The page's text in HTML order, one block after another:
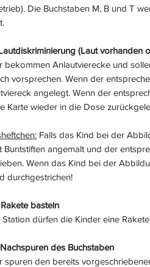
Die Buchstaben M, B und T
(Laut vorhanden
bekommen Anlautvierecke und
vorsprechen. Wenn der
angelegt. Wenn der
Karte wieder in die Dose
Falls das Kind bei der
Buntstiften angemalt und der
Wenn das Kind bei der
durchgestrichen!
basteln
Station dürfen die Kinder eine
des Buchstaben
spuren den bereits